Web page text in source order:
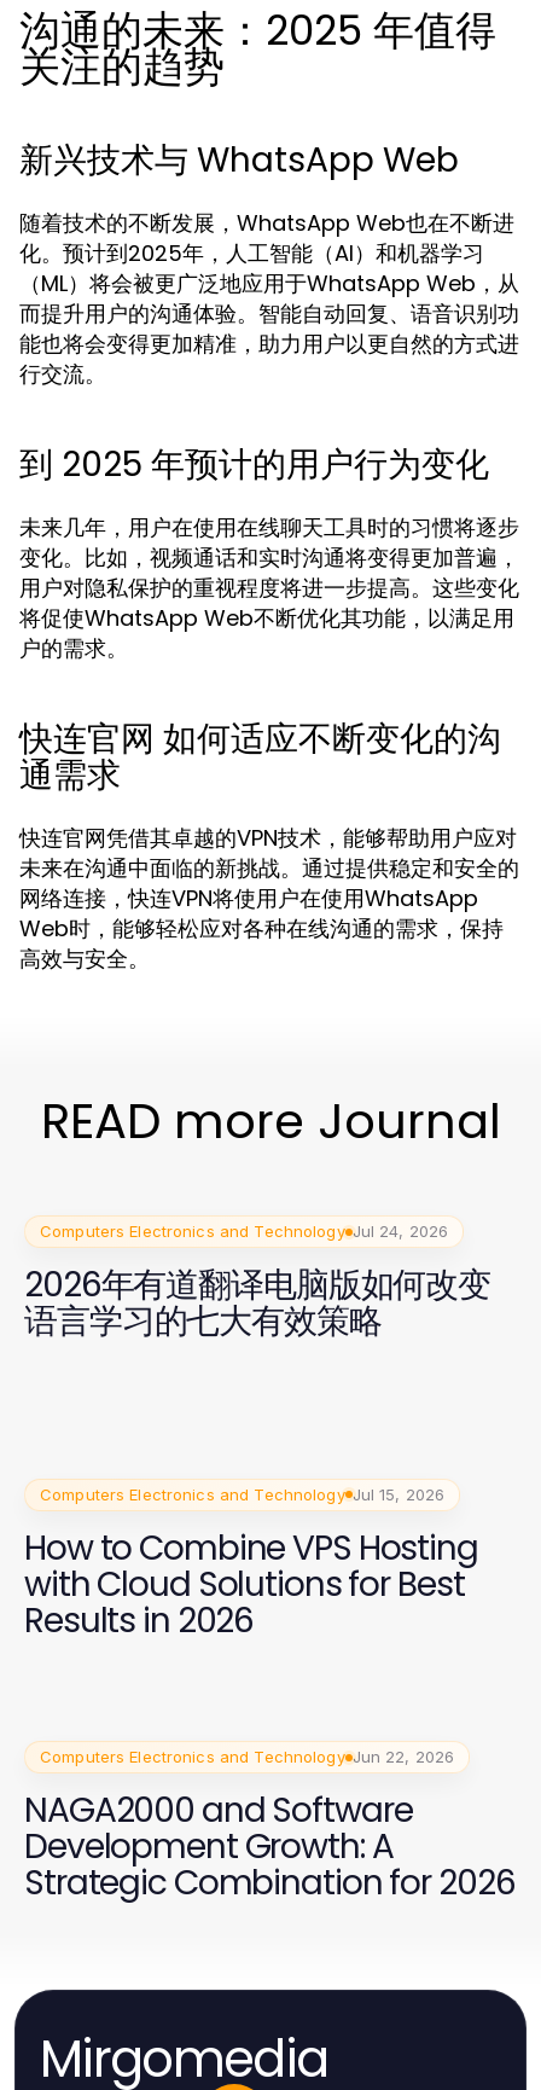
沟通的未来：2025 年值得
关注的趋势
新兴技术与 WhatsApp Web
随着技术的不断发展，WhatsApp Web也在不断进
化。预计到2025年，人工智能（AI）和机器学习
（ML）将会被更广泛地应用于WhatsApp Web，从
而提升用户的沟通体验。智能自动回复、语音识别功
能也将会变得更加精准，助力用户以更自然的方式进
行交流。
到 2025 年预计的用户行为变化
未来几年，用户在使用在线聊天工具时的习惯将逐步
变化。比如，视频通话和实时沟通将变得更加普遍，
用户对隐私保护的重视程度将进一步提高。这些变化
将促使WhatsApp Web不断优化其功能，以满足用
户的需求。
快连官网 如何适应不断变化的沟
通需求
快连官网凭借其卓越的VPN技术，能够帮助用户应对
未来在沟通中面临的新挑战。通过提供稳定和安全的
网络连接，快连VPN将使用户在使用WhatsApp
Web时，能够轻松应对各种在线沟通的需求，保持
高效与安全。
READ more Journal
Computers Electronics and Technology Jul 24, 2026
2026年有道翻译电脑版如何改变
语言学习的七大有效策略
Computers Electronics and Technology Jul 15, 2026
How to Combine VPS Hosting
with Cloud Solutions for Best
Results in 2026
Computers Electronics and Technology Jun 22, 2026
NAGA2000 and Software
Development Growth: A
Strategic Combination for 2026
Mirgomedia